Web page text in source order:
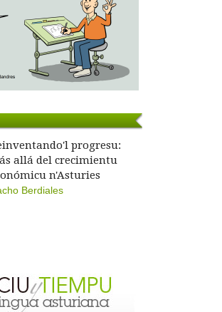
progresu:
allá del crecimientu
n'Asturies
Berdiales